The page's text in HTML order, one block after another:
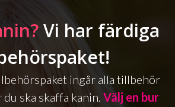
Vi har färdiga
ingår alla tillbehör
ska skaffa kanin. Välj en bur